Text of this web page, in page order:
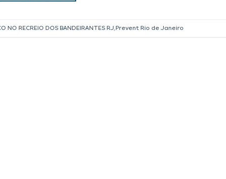
NO RECREIO DOS BANDEIRANTES RJ,Prevent Rio de Janeiro